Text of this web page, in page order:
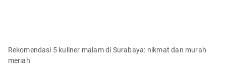
Rekomendasi 5 kuliner malam di Surabaya: nikmat dan murah
meriah